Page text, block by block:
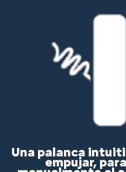
Una palanca
empujar,